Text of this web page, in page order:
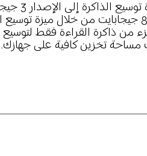
*تستند ذاكرة الوصول
ذاكرة الوصول العشوائي، وتستند ذاكرة الوصول العشوائي التي تبلغ 8 جيجابايت من
جزء من ذاكرة القراءة فقط لتوسيع
مساحة تخزين كافية على